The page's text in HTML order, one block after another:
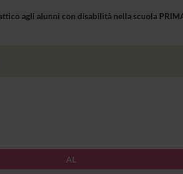
agli alunni con disabilità nella scuola
AL